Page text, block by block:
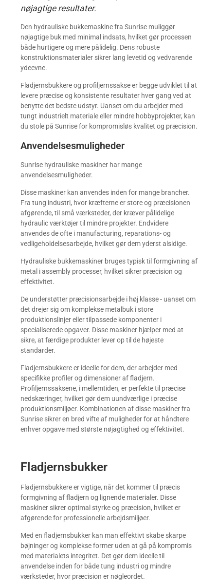
nøjagtige resultater.
Den hydrauliske bukkemaskine fra Sunrise muliggør
nøjagtige buk med minimal indsats, hvilket gør processen
både hurtigere og mere pålidelig. Dens robuste
konstruktionsmaterialer sikrer lang levetid og vedvarende
ydeevne.
Fladjernsbukkere og profiljernssakse er begge udviklet til at
levere præcise og konsistente resultater hver gang ved at
benytte det bedste udstyr. Uanset om du arbejder med
tungt industrielt materiale eller mindre hobbyprojekter, kan
du stole på Sunrise for kompromisløs kvalitet og præcision.
Anvendelsesmuligheder
Sunrise hydrauliske maskiner har mange
anvendelsesmuligheder.
Disse maskiner kan anvendes inden for mange brancher.
Fra tung industri, hvor kræfterne er store og præcisionen
afgørende, til små værksteder, der kræver pålidelige
hydraulic værktøjer til mindre projekter. Endvidere
anvendes de ofte i manufacturing, reparations- og
vedligeholdelsesarbejde, hvilket gør dem yderst alsidige.
Hydrauliske bukkemaskiner bruges typisk til formgivning af
metal i assembly processer, hvilket sikrer præcision og
effektivitet.
De understøtter præcisionsarbejde i høj klasse - uanset om
det drejer sig om komplekse metalbuk i store
produktionslinjer eller tilpassede komponenter i
specialiserede opgaver. Disse maskiner hjælper med at
sikre, at færdige produkter lever op til de højeste
standarder.
Fladjernsbukkere er ideelle for dem, der arbejder med
specifikke profiler og dimensioner af fladjern.
Profiljernssaksene, i mellemtiden, er perfekte til præcise
nedskæringer, hvilket gør dem uundværlige i præcise
produktionsmiljøer. Kombinationen af disse maskiner fra
Sunrise sikrer en bred vifte af muligheder for at håndtere
enhver opgave med største nøjagtighed og effektivitet.
Fladjernsbukker
Fladjernsbukkere er vigtige, når det kommer til præcis
formgivning af fladjern og lignende materialer. Disse
maskiner sikrer optimal styrke og præcision, hvilket er
afgørende for professionelle arbejdsmiljøer.
Med en fladjernsbukker kan man effektivt skabe skarpe
bøjninger og komplekse former uden at gå på kompromis
med materialets integritet. Det gør dem ideelle til
anvendelse inden for både tung industri og mindre
værksteder, hvor præcision er nøgleordet.